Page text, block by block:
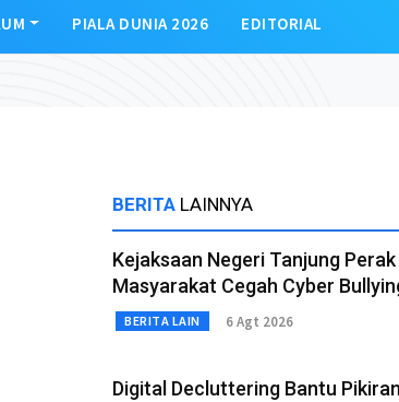
PIALA DUNIA 2026 EDITORIAL
BERITA LAINNYA
Kejaksaan Negeri Tanjung
Masyarakat Cegah Cyber
BERITA LAIN 6 Agt 2026
Digital Decluttering Bantu Pikiran